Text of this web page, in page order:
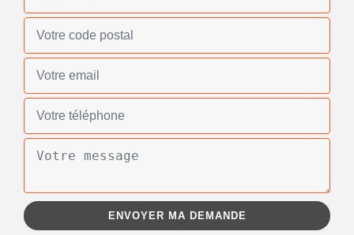
Réparation de toiture